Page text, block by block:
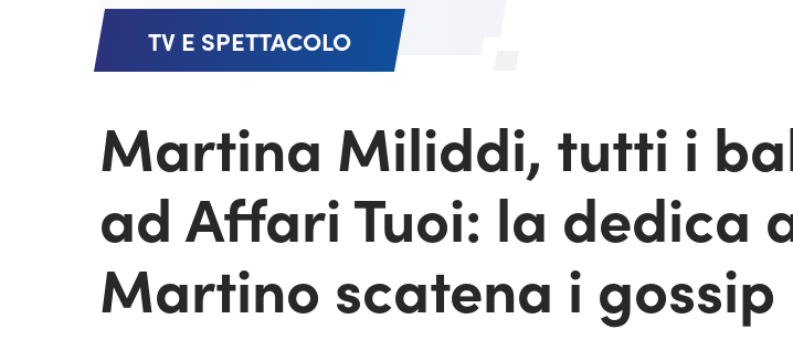
TV E SPETTACOLO
Martina Miliddi, tutti i
ad Affari Tuoi: la dedica
Martino scatena i gossip